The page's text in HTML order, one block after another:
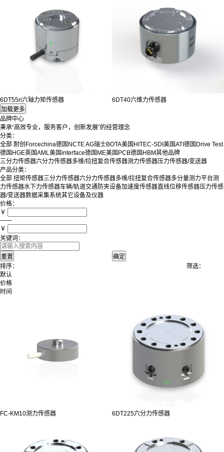
6DT55ri六轴力矩传感器 6DT40六维力传感器
品牌中心
秉承“高效专业，服务客户，创新发展”的经营理念
分类：
全部 耐创Forcechina德国NCTE AG瑞士BOTA美国HITEC-SDI 美国ATI 德国Drive Test
德国HGE英国AML美国interface德国ME美国PCB德国HBM其他品牌
三分力传感器六分力传感器多维/拉扭复合传感器测力传感器压力传感器/变送器
产品分类：
全部 扭矩传感器三分力传感器六分力传感器多维/拉扭复合传感器多分量测力平台测
力传感器水下力传感器车辆/轨道交通防夹设备加速度传感器直线位移传感器压力传感
器/变送器数据采集系统其它设备及仪器
价格：
￥
——
￥
关键词：
排序：
默认
价格
时间
筛选：
FC-KM10测力传感器 6DT225六分力传感器